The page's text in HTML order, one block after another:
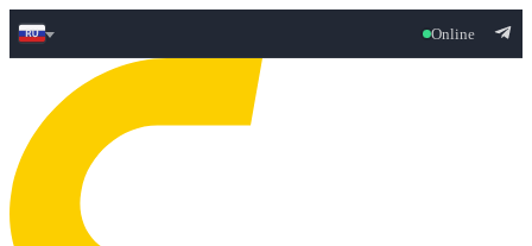
Online